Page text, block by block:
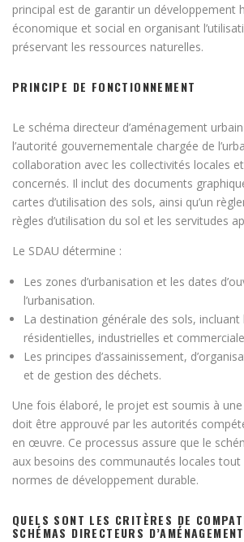
principal est de garantir un développement
économique et social en organisant
préservant les ressources naturelles.
PRINCIPE DE FONCTIONNEMENT
Le schéma directeur d’aménagement
l’autorité gouvernementale chargée de
collaboration avec les collectivités locales
concernés. Il inclut des documents
cartes d’utilisation des sols, ainsi qu’un
règles d’utilisation du sol et les servitudes
Le SDAU détermine :
Les zones d’urbanisation et les dates
l’urbanisation.
La destination générale des sols,
résidentielles, industrielles et
Les principes d’assainissement,
et de gestion des déchets.
Une fois élaboré, le projet est soumis à
doit être approuvé par les autorités
en œuvre. Ce processus assure que le
aux besoins des communautés locales
normes de développement durable.
QUELS SONT LES CRITÈRES DE
SCHÉMAS DIRECTEURS